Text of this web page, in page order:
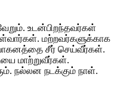
உடன்பிறந்தவர்கள்
மற்றவர்களுக்காக
வாகனத்தை சீர் செய்வீர்கள்.
மாற்றுவீர்கள்.
நல்லன நடக்கும் நாள்.